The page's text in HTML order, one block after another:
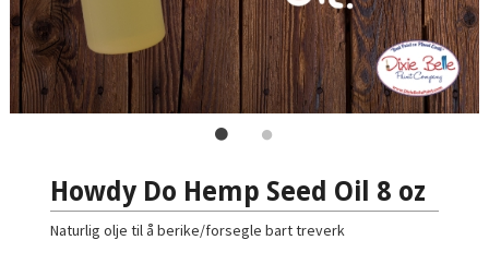
Howdy Do Hemp Seed Oil 8 oz
Naturlig olje til å berike/forsegle bart treverk